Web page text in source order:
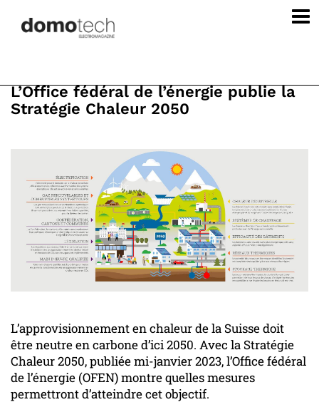
L’Office fédéral de l’énergie publie la
Stratégie Chaleur 2050
L’approvisionnement en chaleur de la Suisse doit
être neutre en carbone d’ici 2050. Avec la Stratégie
Chaleur 2050, publiée mi-janvier 2023, l’Office fédéral
de l’énergie (OFEN) montre quelles mesures
permettront d’atteindre cet objectif.